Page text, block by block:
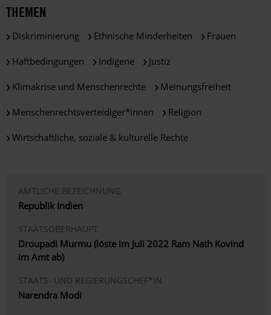
THEMEN
Diskriminierung Ethnische Minderheiten Frauen
Haftbedingungen Indigene Justiz
Klimakrise und Menschenrechte Meinungsfreiheit
Menschenrechtsverteidiger*innen Religion
Wirtschaftliche, soziale & kulturelle Rechte
AMTLICHE BEZEICHNUNG
Republik Indien
STAATSOBERHAUPT
Droupadi Murmu (löste im Juli 2022 Ram Nath Kovind
im Amt ab)
STAATS- UND REGIERUNGSCHEF*IN
Narendra Modi